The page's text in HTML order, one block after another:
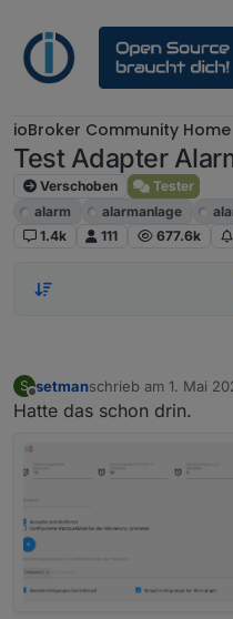
ioBroker Community Home
Test Adapter
Verschoben
Tester
alarm
alarmanlage
1.4k
111 677.6k
S
Offline
setmanschrieb am 1. Mai
zuletzt editiert von
Hatte das schon drin.